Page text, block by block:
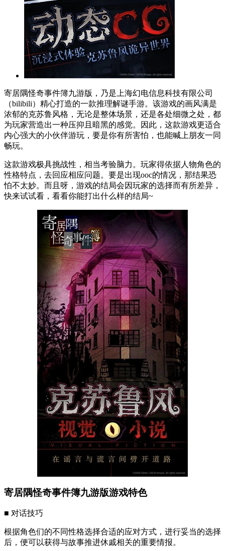
寄居隅怪奇事件簿九游版，乃是上海幻电信息科技有限公司
（bilibili）精心打造的一款推理解谜手游。该游戏的画风满是
浓郁的克苏鲁风格，无论是整体场景，还是各处细微之处，都
为玩家营造出一种压抑且暗黑的感觉。因此，这款游戏更适合
内心强大的小伙伴游玩，要是你有所害怕，也能喊上朋友一同
畅玩。
这款游戏极具挑战性，相当考验脑力。玩家得依据人物角色的
性格特点，去回应相应问题。要是出现ooc的情况，那结果恐
怕不太妙。而且呀，游戏的结局会因玩家的选择而有所差异，
快来试试看，看看你能打出什么样的结局~
寄居隅怪奇事件簿九游版游戏特色
■ 对话技巧
根据角色们的不同性格选择合适的应对方式，进行妥当的选择
后，便可以获得与故事推进休戚相关的重要情报。